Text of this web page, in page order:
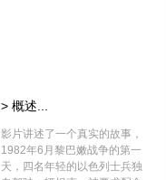
> 概述...
影片讲述了一个真实的故事，
1982年6月黎巴嫩战争的第一
天，四名年轻的以色列士兵独